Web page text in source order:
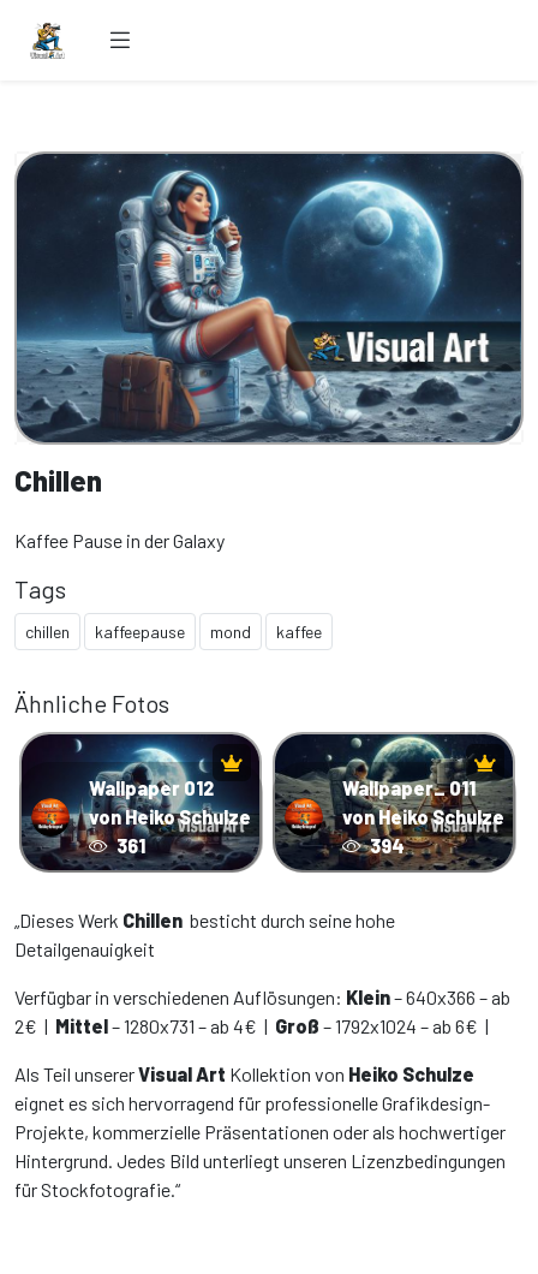
Chillen
Kaffee Pause in der Galaxy
Tags
chillen kaffeepause mond kaffee
Ähnliche Fotos
Wallpaper 012
von Heiko Schulze
361
Wallpaper_ 011
von Heiko Schulze
394
„Dieses Werk Chillen besticht durch seine hohe
Detailgenauigkeit
Verfügbar in verschiedenen Auflösungen: Klein– 640x366 – ab
2€ | Mittel– 1280x731 – ab 4€ | Groß – 1792x1024 – ab 6€ |
Als Teil unsererVisual Art Kollektion von Heiko Schulze
eignet es sich hervorragend für professionelle Grafikdesign-
Projekte, kommerzielle Präsentationen oder als hochwertiger
Hintergrund. Jedes Bild unterliegt unseren Lizenzbedingungen
für Stockfotografie.“